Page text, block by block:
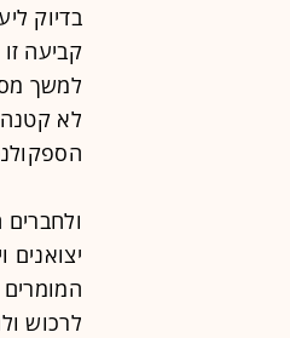
בדיוק
קביעה
למשך
לא
לרכוש